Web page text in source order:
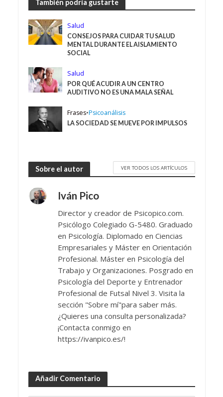
También podría gustarte
Salud
CONSEJOS PARA CUIDAR TU SALUD
MENTAL DURANTE EL AISLAMIENTO
SOCIAL
Salud
POR QUÉ ACUDIR A UN CENTRO
AUDITIVO NO ES UNA MALA SEÑAL
Frases•Psicoanálisis
LA SOCIEDAD SE MUEVE POR IMPULSOS
Sobre el autor VER TODOS LOS ARTÍCULOS
Iván Pico
Director y creador de Psicopico.com.
Psicólogo Colegiado G-5480. Graduado
en Psicología. Diplomado en Ciencias
Empresariales y Máster en Orientación
Profesional. Máster en Psicología del
Trabajo y Organizaciones. Posgrado en
Psicología del Deporte y Entrenador
Profesional de Futsal Nivel 3. Visita la
sección "Sobre mí"para saber más.
¿Quieres una consulta personalizada?
¡Contacta conmigo en
https://ivanpico.es/!
Añadir Comentario